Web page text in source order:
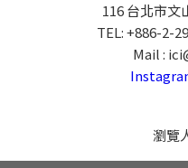
116 台北市文
TEL: +886-2-
Mail :
瀏覽